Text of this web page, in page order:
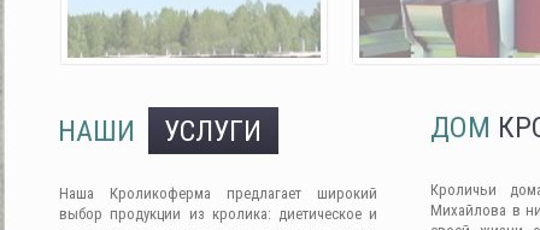
НАШИ УСЛУГИ
Наша Кроликоферма предлагает широкий
выбор продукции из кролика: диетическое и
ДОМ
Кроличьи
Михайлова в